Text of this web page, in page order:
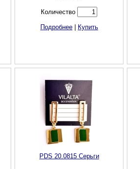
Количество
Подробнее| Купить
PDS 20.0815 Cерьги